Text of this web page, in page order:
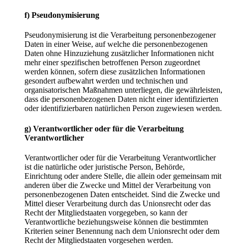
f) Pseudonymisierung
Pseudonymisierung ist die Verarbeitung personenbezogener
Daten in einer Weise, auf welche die personenbezogenen
Daten ohne Hinzuziehung zusätzlicher Informationen nicht
mehr einer spezifischen betroffenen Person zugeordnet
werden können, sofern diese zusätzlichen Informationen
gesondert aufbewahrt werden und technischen und
organisatorischen Maßnahmen unterliegen, die gewährleisten,
dass die personenbezogenen Daten nicht einer identifizierten
oder identifizierbaren natürlichen Person zugewiesen werden.
g) Verantwortlicher oder für die Verarbeitung
Verantwortlicher
Verantwortlicher oder für die Verarbeitung Verantwortlicher
ist die natürliche oder juristische Person, Behörde,
Einrichtung oder andere Stelle, die allein oder gemeinsam mit
anderen über die Zwecke und Mittel der Verarbeitung von
personenbezogenen Daten entscheidet. Sind die Zwecke und
Mittel dieser Verarbeitung durch das Unionsrecht oder das
Recht der Mitgliedstaaten vorgegeben, so kann der
Verantwortliche beziehungsweise können die bestimmten
Kriterien seiner Benennung nach dem Unionsrecht oder dem
Recht der Mitgliedstaaten vorgesehen werden.